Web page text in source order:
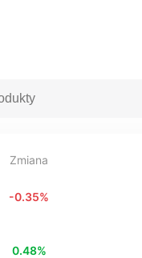
Zmiana
-0.35%
0.48%